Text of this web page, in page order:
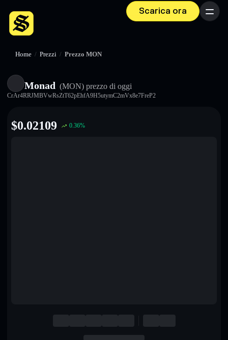
Scarica ora Menu
Home / Prezzi / Prezzo MON
Monad (MON) prezzo di oggi
CrAr4RRJMBVwRsZtT62pEhfA9H5utymC2mVx8e7FreP2
$0.02109 0.36%